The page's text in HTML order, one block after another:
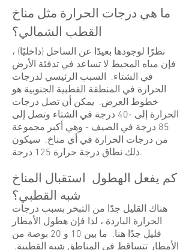
ما هي درجات الحرارة مثل مناخ
القطب الشمالي؟
نظرًا لوجودها بعيدًا عن الساحل (داخليًا) ،
فإن مياه المحيط لا تساعد في تدفئة الأرض
في الشتاء. السبب الرئيسي لدرجات
الحرارة في المنطقة القطبية الجنوبية هو
خطوط العرض. يمكن أن تصل درجات
الحرارة إلى -40 درجة في الشتاء وتصل إلى
85 درجة في الصيف - وهي أكبر مجموعة
من درجات الحرارة في أي مناخ. سيكون
ذلك نطاق درجة حرارة 125 درجة.
كم يفعل الهطول استقبال المناخ
شبه القطبي؟
هناك القليل جدًا من التبخر بسبب درجات
الحرارة الباردة ، لذا فإن هطول الأمطار
قليل جدًا هنا. ما بين 10 و 20 بوصة من
الأمطار تتساقط في المناطق شبه القطبية.